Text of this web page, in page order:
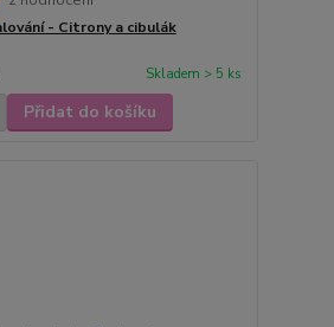
- Citrony a cibulák
Skladem > 5 ks
Přidat do košíku